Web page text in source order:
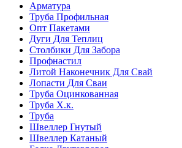
Арматура
Труба Профильная
Опт Пакетами
Дуги Для Теплиц
Столбики Для Забора
Профнастил
Литой Наконечник Для Свай
Лопасти Для Сваи
Труба Оцинкованная
Труба Х.к.
Труба
Швеллер Гнутый
Швеллер Катаный